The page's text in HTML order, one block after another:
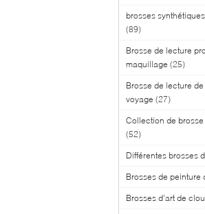
brosses
(89)
Brosse de lecture
maquillage (25)
Brosse de lecture
voyage (27)
Collection de
(52)
Différentes brosses
Brosses de peinture
Brosses d'art de clou